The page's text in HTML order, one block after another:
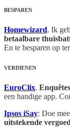
BESPAREN
Homewizard. Ik
betaalbare
En te besparen op
VERDIENEN
EuroClix.
een handige app.
Ipsos iSay: Doe
uitstekende